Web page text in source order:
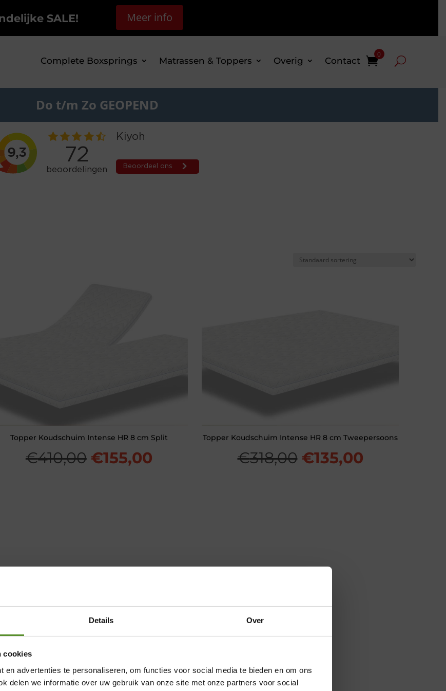
Details Over
cookies
en advertenties te personaliseren, om functies voor social media te bieden en om ons
delen we informatie over uw gebruik van onze site met onze partners voor social
SALE! Meer info
Complete Boxsprings Matrassen & Toppers Overig Contact
0
Do t/m Zo GEOPEND
Topper Koudschuim Intense HR 8 cm Split
€410,00 Oorspronkelijke
€155,00Huidige
Topper Koudschuim Intense HR 8 cm Tweepersoons
€318,00 Oorspronkelijke
€135,00Huidige
Donderdag 12:00 – 17:00
×